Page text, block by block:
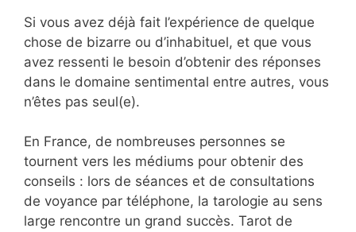
Si vous avez déjà fait l’expérience de quelque
chose de bizarre ou d’inhabituel, et que vous
avez ressenti le besoin d’obtenir des réponses
dans le domaine sentimental entre autres, vous
n’êtes pas seul(e).
En France, de nombreuses personnes se
tournent vers les médiums pour obtenir des
conseils : lors de séances et de consultations
de voyance par téléphone, la tarologie au sens
large rencontre un grand succès. Tarot de